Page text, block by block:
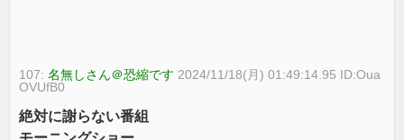
107:名無しさん＠恐縮です 2024/11/18(月) 01:49:14.95 ID:Oua
OVUfB0
絶対に謝らない番組